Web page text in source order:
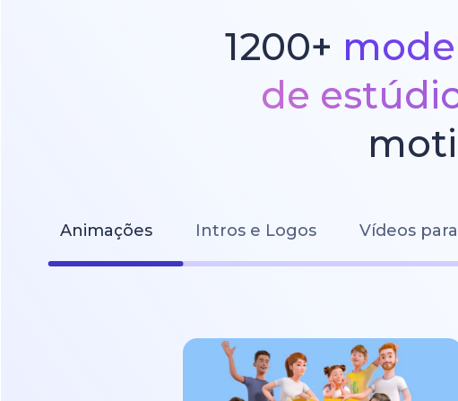
1200+
de
Animações Intros e Logos Vídeos